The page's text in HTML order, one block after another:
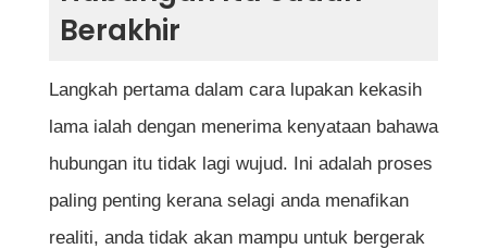
Berakhir
Langkah pertama dalam cara lupakan kekasih
lama ialah dengan menerima kenyataan bahawa
hubungan itu tidak lagi wujud. Ini adalah proses
paling penting kerana selagi anda menafikan
realiti, anda tidak akan mampu untuk bergerak